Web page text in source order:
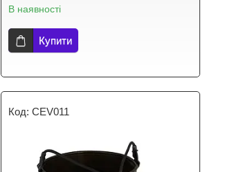
В наявності
Купити
CEV011